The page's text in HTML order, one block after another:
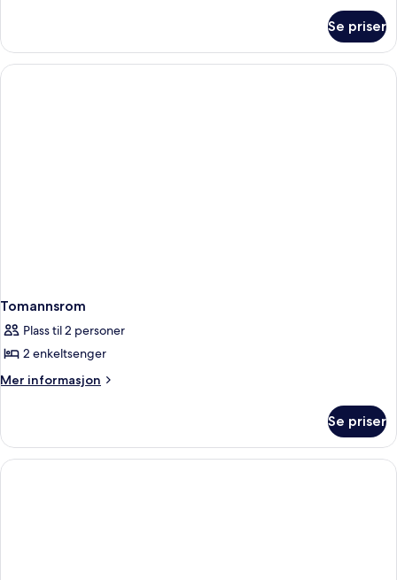
Se priser
Tomannsrom
Plass til 2 personer
2 enkeltsenger
Mer informasjon
Mer
Se priser